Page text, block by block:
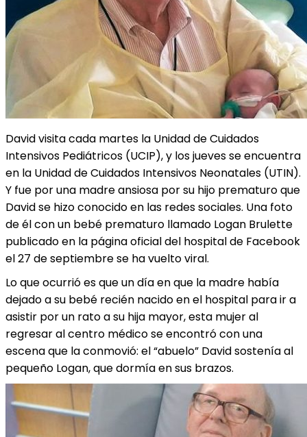
David visita cada martes la Unidad de Cuidados
Intensivos Pediátricos (UCIP), y los jueves se encuentra
en la Unidad de Cuidados Intensivos Neonatales (UTIN).
Y fue por una madre ansiosa por su hijo prematuro que
David se hizo conocido en las redes sociales. Una foto
de él con un bebé prematuro llamado Logan Brulette
publicado en la página oficial del hospital de Facebook
el 27 de septiembre se ha vuelto viral.
Lo que ocurrió es que un día en que la madre había
dejado a su bebé recién nacido en el hospital para ir a
asistir por un rato a su hija mayor, esta mujer al
regresar al centro médico se encontró con una
escena que la conmovió: el “abuelo” David sostenía al
pequeño Logan, que dormía en sus brazos.